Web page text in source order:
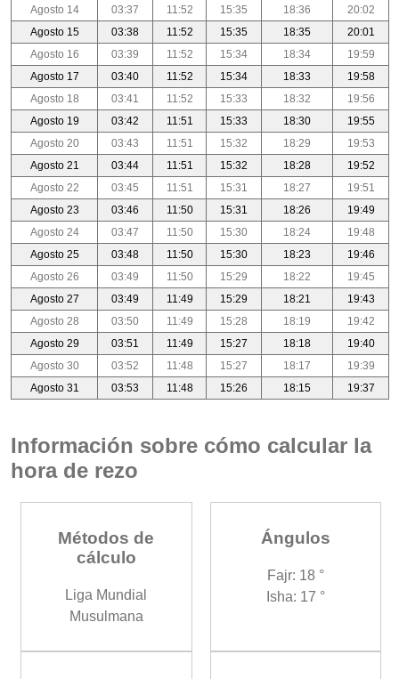
Agosto 14
03:37 11:52 15:35 18:36
20:02
Agosto 15
03:38 11:52 15:35 18:35
20:01
Agosto 16
03:39 11:52 15:34 18:34
19:59
Agosto 17
03:40 11:52 15:34 18:33
19:58
Agosto 18
03:41 11:52 15:33 18:32
19:56
Agosto 19
03:42 11:51 15:33 18:30
19:55
Agosto 20
03:43 11:51 15:32 18:29
19:53
Agosto 21
03:44 11:51 15:32 18:28
19:52
Agosto 22
03:45 11:51 15:31 18:27
19:51
Agosto 23
03:46 11:50 15:31 18:26
19:49
Agosto 24
03:47 11:50 15:30 18:24
19:48
Agosto 25
03:48 11:50 15:30 18:23
19:46
Agosto 26
03:49 11:50 15:29 18:22
19:45
Agosto 27
03:49 11:49 15:29 18:21
19:43
Agosto 28
03:50 11:49 15:28 18:19
19:42
Agosto 29
03:51 11:49 15:27 18:18
19:40
Agosto 30
03:52 11:48 15:27 18:17
19:39
Agosto 31
03:53 11:48 15:26 18:15 19:37
Información sobre cómo calcular la
hora de rezo
Métodos de
cálculo
Liga Mundial
Musulmana
Ángulos
Fajr: 18 °
Isha: 17 °